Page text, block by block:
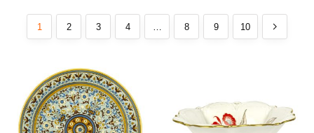
1 2 3 4 … 8 9 10